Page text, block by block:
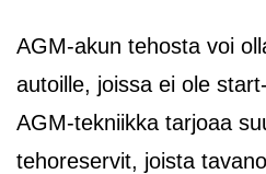
AGM-akun tehosta voi
autoille, joissa ei ole
AGM-tekniikka tarjoaa
tehoreservit, joista